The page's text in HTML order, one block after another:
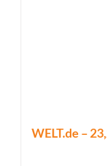
WELT.de –